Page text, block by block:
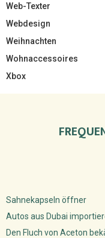
Web-Texter
Webdesign
Weihnachten
Wohnaccessoires
Xbox
Sahnekapseln öffner
Autos aus Dubai
Den Fluch von Aceton